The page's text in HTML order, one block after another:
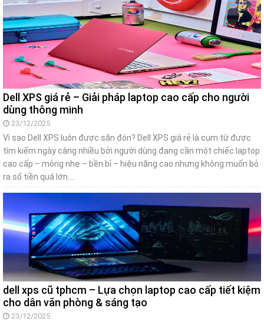
Dell XPS giá rẻ – Giải pháp laptop cao cấp cho người
dùng thông minh
23/12/2025
Vì sao Dell XPS luôn được săn đón? Dell XPS giá rẻ là cụm từ được
tìm kiếm ngày càng nhiều bởi người dùng đang cần một chiếc laptop
cao cấp – mỏng nhẹ – bền bỉ – hiệu năng cao nhưng không muốn bỏ
ra số tiền quá lớn….
dell xps cũ tphcm – Lựa chọn laptop cao cấp tiết kiệm
cho dân văn phòng & sáng tạo
23/12/2025